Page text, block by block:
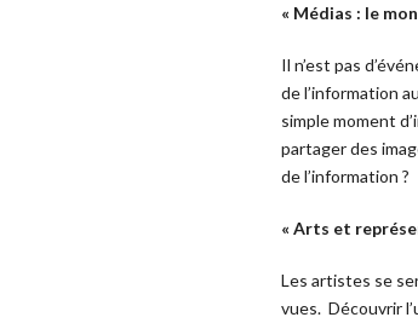
« Médias : le
Il n’est pas
de l’information
simple moment
partager des
de l’information ?
« Arts et
Les artistes se
vues. Découvrir